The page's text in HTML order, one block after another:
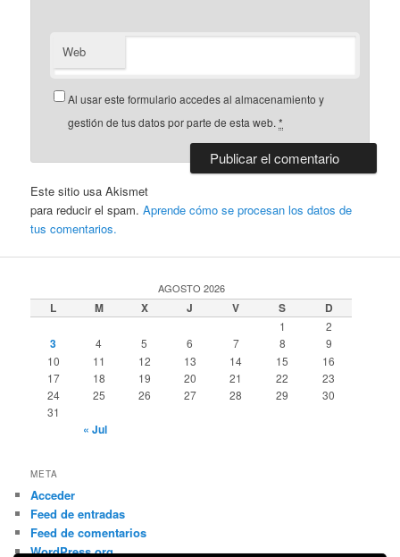
Web
Al usar este formulario accedes al almacenamiento y
gestión de tus datos por parte de esta web.*
Este sitio usa Akismet
para reducir el spam.Aprende cómo se procesan los datos de
tus comentarios.
AGOSTO 2026
L M X J V S D
1 2
3 4 5 6 7 8
9
10
11 12 13 14 15
16
17
18 19 20 21 22
23
24
25 26 27 28 29
30
31
« Jul
META
Acceder
Feed de entradas
Feed de comentarios
WordPress.org